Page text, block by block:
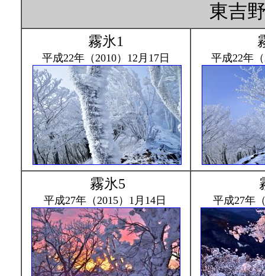
東
霧氷1
平成22年（2010）12月17日 平成22年
霧氷5
平成27年（2015）1月14日 平成27年